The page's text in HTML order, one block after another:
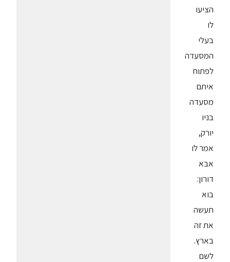
הציעו
לו
בעלי
המסעדה
לפתוח
איתם
מסעדה
בניו
יורק,
אמר לו
אבא
דורון:
בוא
תעשה
את זה
בארץ.
לשם